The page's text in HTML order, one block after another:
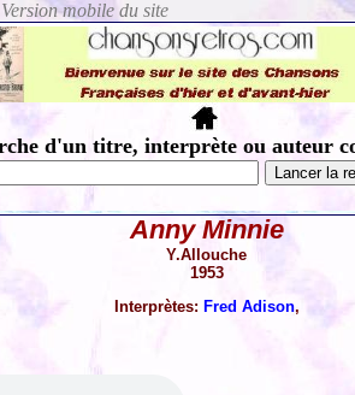
d'un titre, interprète ou auteur
Anny Minnie
Y.Allouche
1953
Interprètes: Fred Adison,